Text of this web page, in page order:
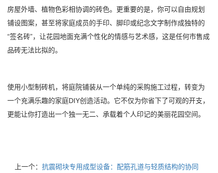
房屋外墙、植物色彩相协调的砖色。更重要的是，你可以自由规划
铺设图案，甚至将家庭成员的手印、脚印或纪念文字制作成独特的
“签名砖”，让花园地面充满个性化的情感与艺术感，这是任何市售成
品砖无法比拟的。
使用小型制砖机，将庭院铺装从一个单纯的采购施工过程，转变为
一个充满乐趣的家庭DIY创造活动。它不仅为你省下了可观的开支，
更能让你打造出一个独一无二、承载着个人印记的美丽花园空间。
上一个： 抗震砌块专用成型设备：配筋孔道与轻质结构的协同